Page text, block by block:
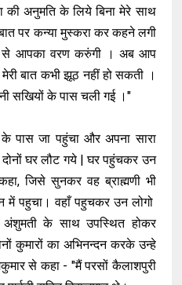
अनुमति के लिये बिना मेरे साथ
पर कन्या मुस्करा कर कहने लगी
से आपका वरण करुंगी । अब आप
बात कभी झूठ नहीं हो सकती ।
सखियों के पास चली गई ।"
पास जा पहुंचा और अपना सारा
घर लौट गये | घर पहुंचकर उन
जिसे सुनकर वह ब्राह्मणी भी
में पहुचा। वहाँ पहुचकर उन लोगो
अंशुमती के साथ उपस्थित होकर
कुमारों का अभिनन्दन करके उन्हे
से कहा - "मैं परसों कैलाशपुरी